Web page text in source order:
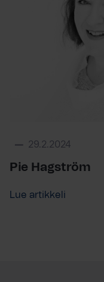
29.2.2024
Pie Hagström
Lue artikkeli